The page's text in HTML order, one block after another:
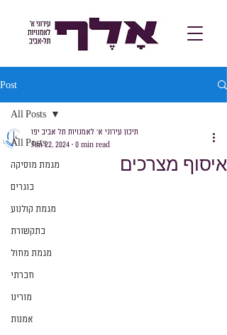
Post
All Posts
מגמת מוסיקה
בוגרים
מגמת קולנוע
בתקשורת
מגמת מחול
חברתי
מורינו
אמנות
All Posts
איסוף מצרכים
תיכון עירוני א׳ לאמנויות תל אביב יפו
Jan 22, 2024
0 min read